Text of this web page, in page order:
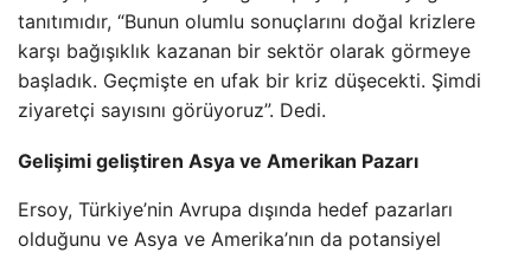
tanıtımıdır, “Bunun olumlu sonuçlarını doğal krizlere
karşı bağışıklık kazanan bir sektör olarak görmeye
başladık. Geçmişte en ufak bir kriz düşecekti. Şimdi
ziyaretçi sayısını görüyoruz”. Dedi.
Gelişimi geliştiren Asya ve Amerikan Pazarı
Ersoy, Türkiye’nin Avrupa dışında hedef pazarları
olduğunu ve Asya ve Amerika’nın da potansiyel